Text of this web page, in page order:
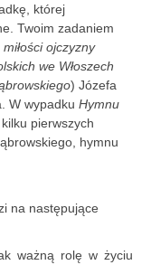
której
Twoim zadaniem
ojczyzny
we Włoszech
) Józefa
W wypadku Hymnu
pierwszych
hymnu
na następujące
ważną rolę w życiu